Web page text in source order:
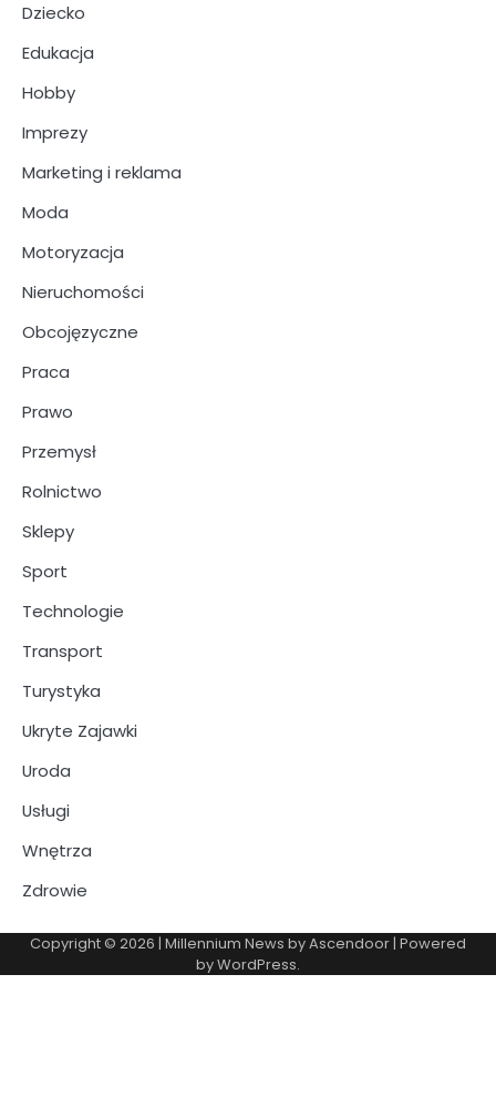
Dziecko
Edukacja
Hobby
Imprezy
Marketing i reklama
Moda
Motoryzacja
Nieruchomości
Obcojęzyczne
Praca
Prawo
Przemysł
Rolnictwo
Sklepy
Sport
Technologie
Transport
Turystyka
Ukryte Zajawki
Uroda
Usługi
Wnętrza
Zdrowie
Copyright © 2026 | Millennium News byAscendoor | Powered
byWordPress.